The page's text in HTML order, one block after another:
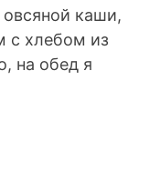
каши,
с хлебом из
на обед я